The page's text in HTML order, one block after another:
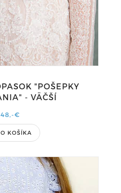
"POŠEPKY
- VÄČŠÍ
48,-€
KOŠÍKA